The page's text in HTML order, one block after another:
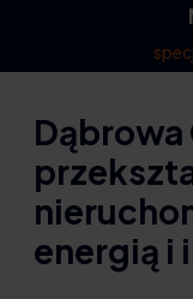
Dąbrowa
energią i